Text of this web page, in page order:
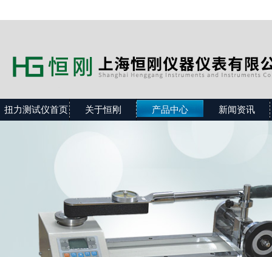
扭力测试仪首页 关于恒刚 产品中心 新闻资讯